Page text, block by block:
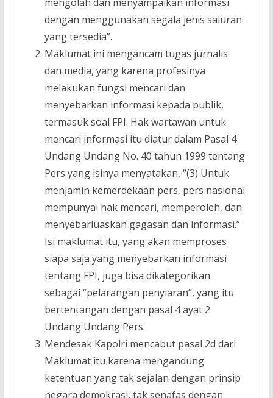
dengan menggunakan segala jenis saluran
yang tersedia”.
Maklumat ini mengancam tugas jurnalis
dan media, yang karena profesinya
melakukan fungsi mencari dan
menyebarkan informasi kepada publik,
termasuk soal FPI. Hak wartawan untuk
mencari informasi itu diatur dalam Pasal 4
Undang Undang No. 40 tahun 1999 tentang
Pers yang isinya menyatakan, “(3) Untuk
menjamin kemerdekaan pers, pers nasional
mempunyai hak mencari, memperoleh, dan
menyebarluaskan gagasan dan informasi.”
Isi maklumat itu, yang akan memproses
siapa saja yang menyebarkan informasi
tentang FPI, juga bisa dikategorikan
sebagai “pelarangan penyiaran”, yang itu
bertentangan dengan pasal 4 ayat 2
Undang Undang Pers.
Mendesak Kapolri mencabut pasal 2d dari
Maklumat itu karena mengandung
ketentuan yang tak sejalan dengan prinsip
negara demokrasi, tak senafas dengan